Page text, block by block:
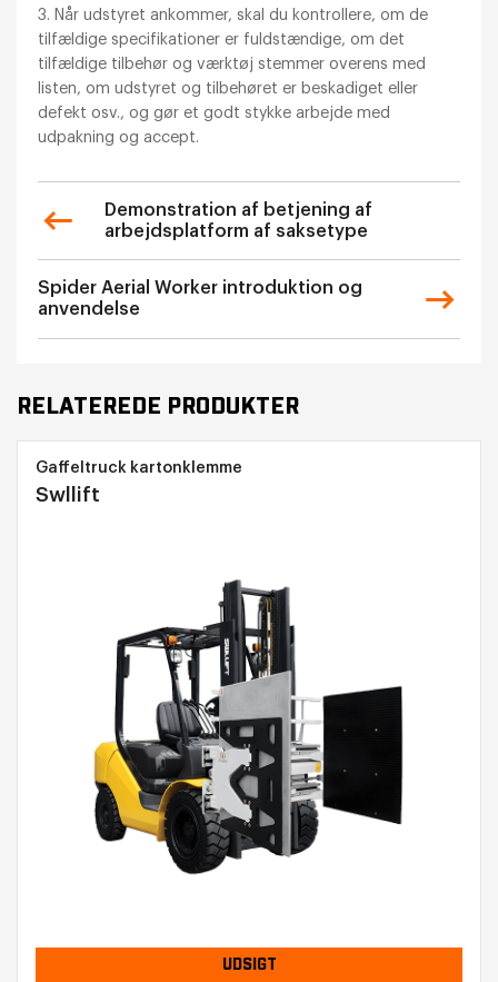
3. Når udstyret ankommer, skal du kontrollere, om de
tilfældige specifikationer er fuldstændige, om det
tilfældige tilbehør og værktøj stemmer overens med
listen, om udstyret og tilbehøret er beskadiget eller
defekt osv., og gør et godt stykke arbejde med
udpakning og accept.
Demonstration af betjening af
arbejdsplatform af saksetype
Spider Aerial Worker introduktion og
anvendelse
RELATEREDE PRODUKTER
Gaffeltruck kartonklemme
Swllift
UDSIGT